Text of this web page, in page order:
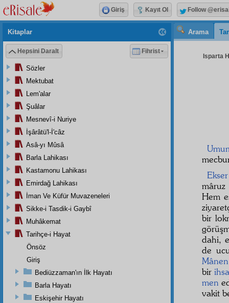
Arama
Isparta
Ekser
mâruz
Hem
bir
dahi,
de
Mânen
bir
men
vakit
Kitaplar
Hepsini Daralt Fihrist
Sözler
Mektubat
Lem'alar
Şuâlar
Mesnevî-i Nuriye
İşârâtü'l-İ'câz
Asâ-yı Mûsâ
Barla Lahikası
Kastamonu Lahikası
Emirdağ Lahikası
İman Ve Küfür Muvazeneleri
Sikke-i Tasdik-i Gaybî
Muhâkemat
Tarihçe-i Hayat
Önsöz
Giriş
Bediüzzaman'ın İlk Hayatı
Barla Hayatı
Eskişehir Hayatı
Giriş Kayıt Ol Follow